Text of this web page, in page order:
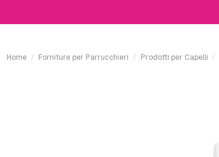
Home Forniture per Parrucchieri Prodotti per Capelli